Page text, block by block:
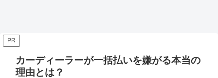
PR
カーディーラーが一括払いを嫌がる本当の
理由とは？